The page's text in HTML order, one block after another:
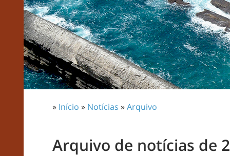
» Início » Notícias »Arquivo
Arquivo de notícias de